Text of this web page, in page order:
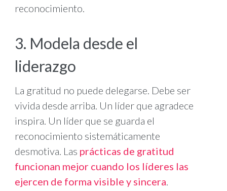
reconocimiento.
3. Modela desde el
liderazgo
La gratitud no puede delegarse. Debe ser
vivida desde arriba. Un líder que agradece
inspira. Un líder que se guarda el
reconocimiento sistemáticamente
desmotiva. Las prácticas de gratitud
funcionan mejor cuando los líderes las
ejercen de forma visible y sincera.